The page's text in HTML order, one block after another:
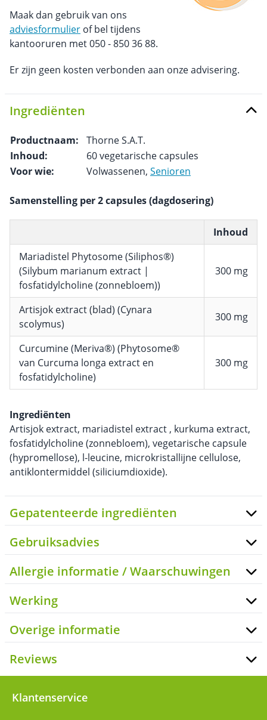
Maak dan gebruik van ons
adviesformulier of bel tijdens
kantooruren met 050 - 850 36 88.
Er zijn geen kosten verbonden aan onze advisering.
Ingrediënten
Productnaam:
Thorne S.A.T.
Inhoud:
60 vegetarische capsules
Voor wie:
Volwassenen, Senioren
Samenstelling per 2 capsules (dagdosering)
Inhoud
Mariadistel Phytosome (Siliphos®)
(Silybum marianum extract |
fosfatidylcholine (zonnebloem))
300 mg
Artisjok extract (blad) (Cynara
scolymus)
300 mg
Curcumine (Meriva®) (Phytosome®
van Curcuma longa extract en
fosfatidylcholine)
300 mg
Ingrediënten
Artisjok extract, mariadistel extract , kurkuma extract,
fosfatidylcholine (zonnebloem), vegetarische capsule
(hypromellose), l-leucine, microkristallijne cellulose,
antiklontermiddel (siliciumdioxide).
Gepatenteerde ingrediënten
Gebruiksadvies
Allergie informatie / Waarschuwingen
Werking
Overige informatie
Reviews
Klantenservice